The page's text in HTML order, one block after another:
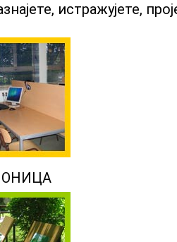
истражујете,